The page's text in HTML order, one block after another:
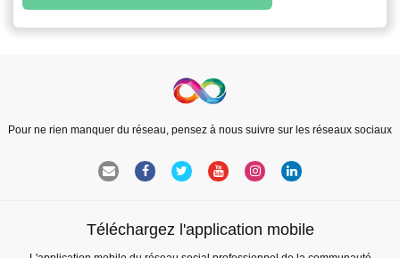
Pour ne rien manquer du réseau, pensez à nous suivre sur les réseaux sociaux
Téléchargez l'application mobile